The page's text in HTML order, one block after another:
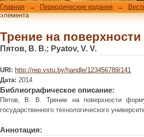
Главная → Периодические издания →
элемента
Трение на
Пятов, В. В.; Pyatov, V. V.
URI: http://rep.vstu.by/handle/123456789/141
Дата: 2014
Библиографическое описание:
Пятов, В. В. Трение на поверхности
государственного технологического
Аннотация: